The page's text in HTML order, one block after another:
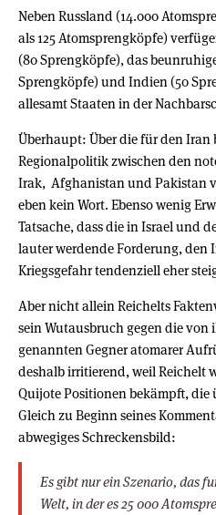
Neben Russland (14.000
als 125 Atomsprengköpfe)
(80 Sprengköpfe), das
Sprengköpfe) und Indien (50
allesamt Staaten in der
Überhaupt: Über die für den Iran
Regionalpolitik zwischen den
Irak, Afghanistan und Pakistan
eben kein Wort. Ebenso wenig
Tatsache, dass die in Israel und
lauter werdende Forderung, den
Kriegsgefahr tendenziell eher
Aber nicht allein Reichelts
sein Wutausbruch gegen die von
genannten Gegner atomarer
deshalb irritierend, weil Reichelt
Quijote Positionen bekämpft,
Gleich zu Beginn seines
abwegiges Schreckensbild:
Es gibt nur ein Szenario, das
Welt, in der es 25 000